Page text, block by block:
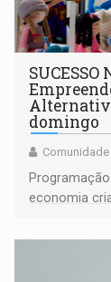
domingo
Comunidade
economia